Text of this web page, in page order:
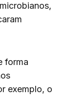
forma
exemplo, o